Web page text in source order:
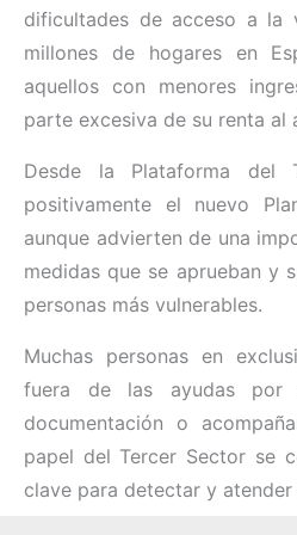
dificultades de acceso a la
millones de hogares en
aquellos con menores
parte excesiva de su renta al
Desde la Plataforma del
positivamente el nuevo
aunque advierten de una
medidas que se aprueban y
personas más vulnerables.
Muchas personas en
fuera de las ayudas por
documentación o
papel del Tercer Sector se
clave para detectar y